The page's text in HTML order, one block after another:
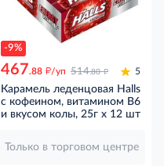
-9%
467.88 д/уп 514.80 д 5
Карамель леденцовая Halls
с кофеином, витамином В6
и вкусом колы, 25г x 12 шт
Только в торговом центре